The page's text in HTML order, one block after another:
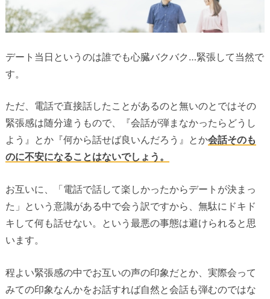
デート当日というのは誰でも心臓バクバク…緊張して当然で
す。
ただ、電話で直接話したことがあるのと無いのとではその
緊張感は随分違うもので、『会話が弾まなかったらどうし
よう』とか『何から話せば良いんだろう』とか会話そのも
のに不安になることはないでしょう。
お互いに、「電話で話して楽しかったからデートが決まっ
た」という意識がある中で会う訳ですから、無駄にドキド
キして何も話せない。という最悪の事態は避けられると思
います。
程よい緊張感の中でお互いの声の印象だとか、実際会って
みての印象なんかをお話すれば自然と会話も弾むのではな